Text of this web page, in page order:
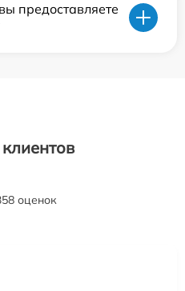
предоставляете
оценок